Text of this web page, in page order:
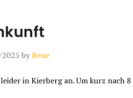
byBene
in Kierberg an. Um kurz nach